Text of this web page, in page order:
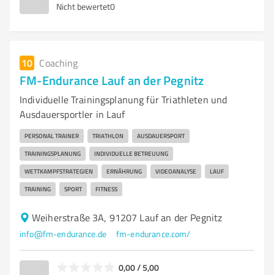
Nicht bewertet0
10 Coaching
FM-Endurance Lauf an der Pegnitz
Individuelle Trainingsplanung für Triathleten und
Ausdauersportler in Lauf
PERSONAL TRAINER TRIATHLON AUSDAUERSPORT
TRAININGSPLANUNG INDIVIDUELLE BETREUUNG
WETTKAMPFSTRATEGIEN ERNÄHRUNG VIDEOANALYSE LAUF
TRAINING SPORT FITNESS
Weiherstraße 3A, 91207 Lauf an der Pegnitz
info@fm-endurance.de fm-endurance.com/
0,00 / 5,00